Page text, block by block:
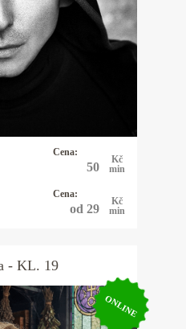
Cena:
50
Kč
min
Cena:
od 29
Kč
min
snoubí většinu
nauk od astrologie,
až po kabalu. Není
se i na jiných
jen o to naučit se
kostkou.
- KL. 19
ONLINE
Anička